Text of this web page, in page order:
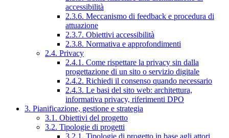
accessibilità
2.3.6. Meccanismo di feedback e procedura di
attuazione
2.3.7. Obiettivi accessibilità
2.3.8. Normativa e approfondimenti
2.4. Privacy
2.4.1. Come rispettare la privacy sin dalla
progettazione di un sito o servizio digitale
2.4.2. Richiedi il consenso quando necessario
2.4.3. Le basi del sito web: architettura,
informativa privacy, riferimenti DPO
3. Pianificazione, gestione e strategia
3.1. Obiettivi del progetto
3.2. Tipologie di progetti
3.2.1. Tipologie di progetto in base agli attori